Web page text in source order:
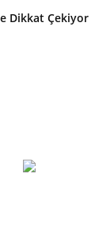
Dikkat Çekiyor